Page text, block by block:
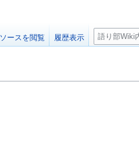
ソースを閲覧 履歴表示
検
索